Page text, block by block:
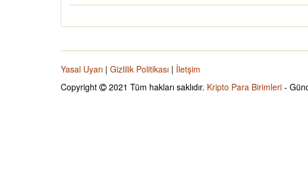
Yasal Uyarı | Gizlilik Politikası | İletşim
Copyright
2021 Tüm hakları saklıdır. Kripto Para Birimleri -